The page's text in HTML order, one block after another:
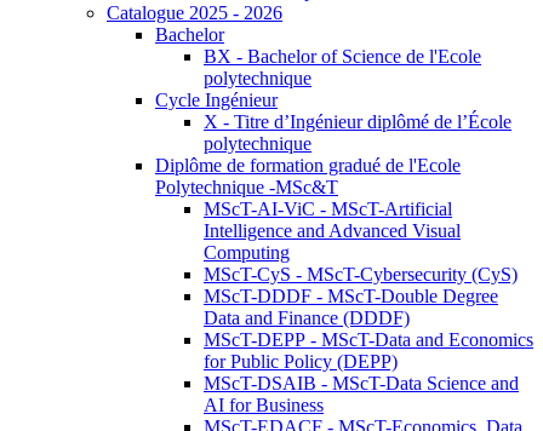
Catalogue 2025 - 2026
Bachelor
BX - Bachelor of Science de l'Ecole
polytechnique
Cycle Ingénieur
X - Titre d’Ingénieur diplômé de l’École
polytechnique
Diplôme de formation gradué de l'Ecole
Polytechnique -MSc&T
MScT-AI-ViC - MScT-Artificial
Intelligence and Advanced Visual
Computing
MScT-CyS - MScT-Cybersecurity (CyS)
MScT-DDDF - MScT-Double Degree
Data and Finance (DDDF)
MScT-DEPP - MScT-Data and Economics
for Public Policy (DEPP)
MScT-DSAIB - MScT-Data Science and
AI for Business
MScT-EDACF - MScT-Economics, Data